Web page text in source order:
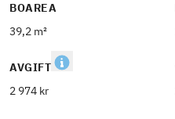
BOAREA
39,2 m²
AVGIFT
2 974 kr